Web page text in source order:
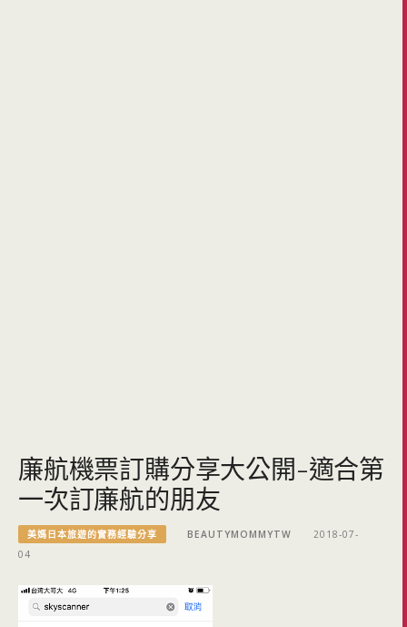
廉航機票訂購分享大公開-適合第
一次訂廉航的朋友
美媽日本旅遊的實務經驗分享 BEAUTYMOMMYTW
2018-07-
04